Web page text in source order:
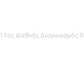
11ος Διεθνής Διαγωνισμός